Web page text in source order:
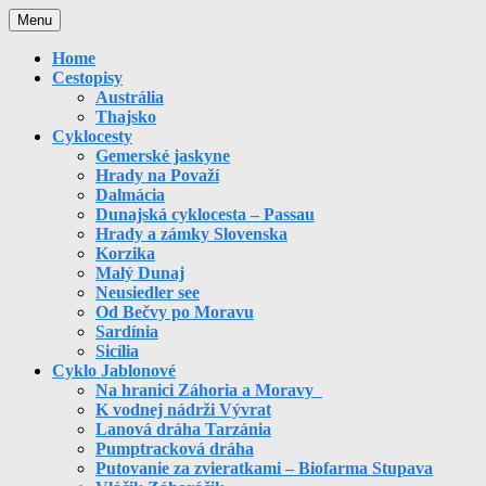
Skip
to
content
Menu
Home
Cestopisy
Austrália
Thajsko
Cyklocesty
Gemerské jaskyne
Hrady na Považí
Dalmácia
Dunajská cyklocesta – Passau
Hrady a zámky Slovenska
Korzika
Malý Dunaj
Neusiedler see
Od Bečvy po Moravu
Sardínia
Sicília
Cyklo Jablonové
Na hranici Záhoria a Moravy
K vodnej nádrži Vývrat
Lanová dráha Tarzánia
Pumptracková dráha
Putovanie za zvieratkami – Biofarma Stupava